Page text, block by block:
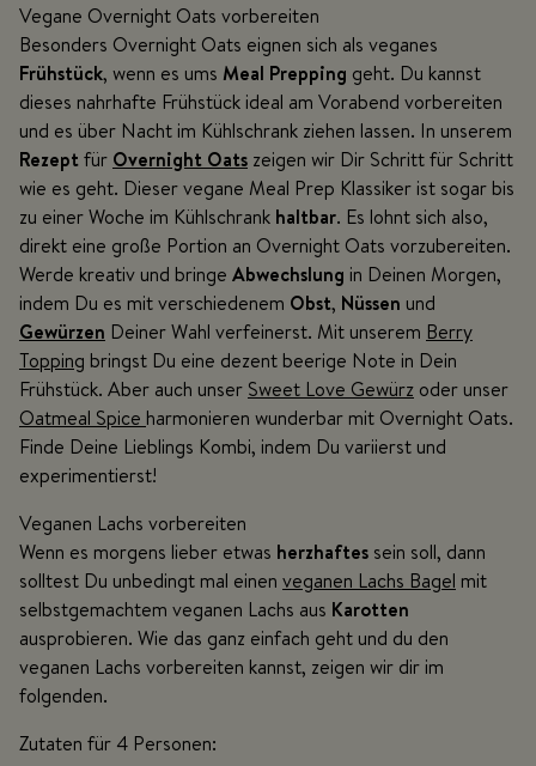
Vegane Overnight Oats vorbereiten
Besonders Overnight Oats eignen sich als veganes
Frühstück, wenn es ums Meal Prepping geht. Du kannst
dieses nahrhafte Frühstück ideal am Vorabend vorbereiten
und es über Nacht im Kühlschrank ziehen lassen. In unserem
Rezeptfür Overnight Oats zeigen wir Dir Schritt für Schritt
wie es geht. Dieser vegane Meal Prep Klassiker ist sogar bis
zu einer Woche im Kühlschrank haltbar. Es lohnt sich also,
direkt eine große Portion an Overnight Oats vorzubereiten.
Werde kreativ und bringe Abwechslung in Deinen Morgen,
indem Du es mit verschiedenem Obst, Nüssen und
Gewürzen Deiner Wahl verfeinerst. Mit unserem Berry
Topping bringst Du eine dezent beerige Note in Dein
Frühstück. Aber auch unser Sweet Love Gewürz oder unser
Oatmeal Spice harmonieren wunderbar mit Overnight Oats.
Finde Deine Lieblings Kombi, indem Du variierst und
experimentierst!
Veganen Lachs vorbereiten
Wenn es morgens lieber etwas herzhaftes sein soll, dann
solltest Du unbedingt mal einen veganen Lachs Bagel mit
selbstgemachtem veganen Lachs aus Karotten
ausprobieren. Wie das ganz einfach geht und du den
veganen Lachs vorbereiten kannst, zeigen wir dir im
folgenden.
Zutaten für 4 Personen: